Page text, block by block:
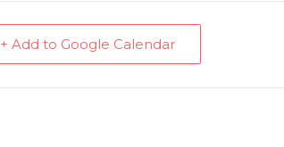
+ Add to Google Calendar